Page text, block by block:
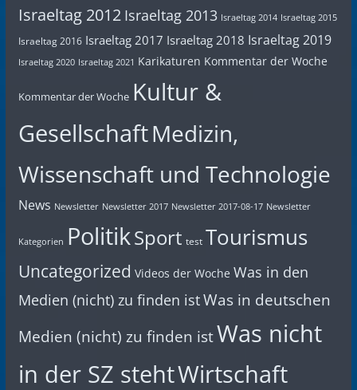
Israeltag 2012 Israeltag 2013 Israeltag 2014 Israeltag 2015
Israeltag 2016 Israeltag 2017 Israeltag 2018 Israeltag 2019
Israeltag 2020 Israeltag 2021 Karikaturen Kommentar der Woche
Kommentar der Woche Kultur &
GesellschaftMedizin,
Wissenschaft und Technologie
News Newsletter Newsletter 2017 Newsletter 2017-08-17 Newsletter
Kategorien PolitikSport test Tourismus
Uncategorized Videos der Woche Was in den
Medien (nicht) zu finden istWas in deutschen
Medien (nicht) zu finden istWas nicht
in der SZ stehtWirtschaft